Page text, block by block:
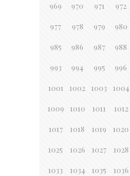
969 970 971 972
977 978 979 980
985 986 987 988
993 994 995 996
1001 1002 1003 1004
1009 1010 1011 1012
1017 1018 1019 1020
1025 1026 1027 1028
1033 1034 1035 1036